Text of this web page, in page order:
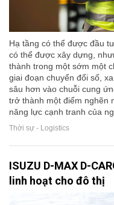
Hạ tầng có thể được đầu
có thể được xây dựng,
thành trong một sớm một
giai đoạn chuyển đổi số,
sâu hơn vào chuỗi cung
trở thành một điểm nghẽn
năng lực cạnh tranh của
Thời sự - Logistics
ISUZU D-MAX D-
linh hoạt cho đô thị